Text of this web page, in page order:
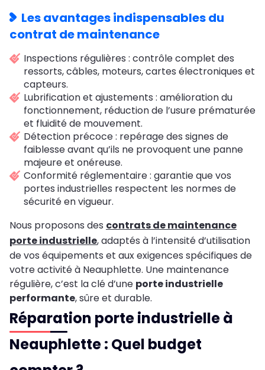
Les avantages indispensables du
contrat de maintenance
Inspections régulières : contrôle complet des
ressorts, câbles, moteurs, cartes électroniques et
capteurs.
Lubrification et ajustements : amélioration du
fonctionnement, réduction de l’usure prématurée
et fluidité de mouvement.
Détection précoce : repérage des signes de
faiblesse avant qu’ils ne provoquent une panne
majeure et onéreuse.
Conformité réglementaire : garantie que vos
portes industrielles respectent les normes de
sécurité en vigueur.
Nous proposons des contrats de maintenance
porte industrielle, adaptés à l’intensité d’utilisation
de vos équipements et aux exigences spécifiques de
votre activité à Neauphlette. Une maintenance
régulière, c’est la clé d’une porte industrielle
performante, sûre et durable.
Réparation porte industrielle à
Neauphlette : Quel budget